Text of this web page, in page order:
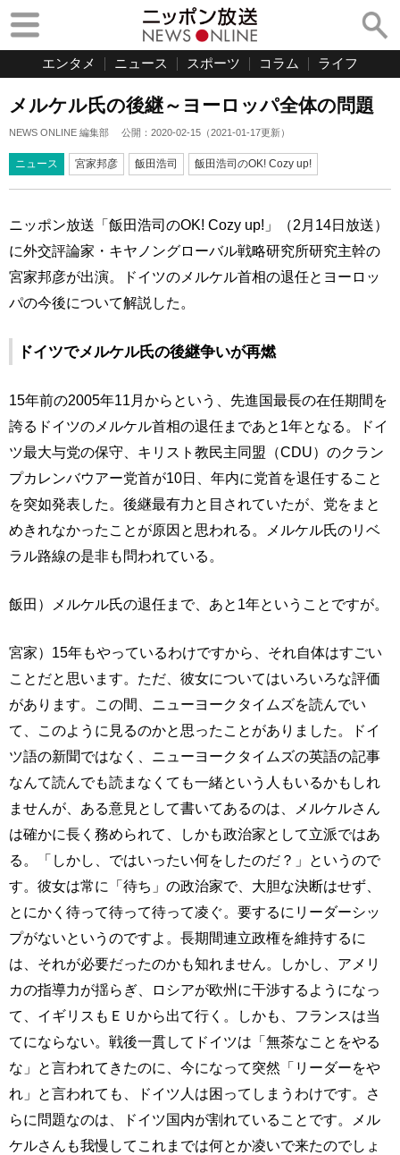
エンタメ ニュース スポーツ コラム ライフ
メルケル氏の後継～ヨーロッパ全体の問題
NEWS ONLINE 編集部 公開： 2020-02-15 （2021-01-17更新）
ニュース 宮家邦彦 飯田浩司 飯田浩司のOK! Cozy up!
ニッポン放送「飯田浩司のOK! Cozy up!」（2月14日放送）
に外交評論家・キヤノングローバル戦略研究所研究主幹の
宮家邦彦が出演。ドイツのメルケル首相の退任とヨーロッ
パの今後について解説した。
ドイツでメルケル氏の後継争いが再燃
15年前の2005年11月からという、先進国最長の在任期間を
誇るドイツのメルケル首相の退任まであと1年となる。ドイ
ツ最大与党の保守、キリスト教民主同盟（CDU）のクラン
プカレンバウアー党首が10日、年内に党首を退任すること
を突如発表した。後継最有力と目されていたが、党をまと
めきれなかったことが原因と思われる。メルケル氏のリベ
ラル路線の是非も問われている。
飯田）メルケル氏の退任まで、あと1年ということですが。
宮家）15年もやっているわけですから、それ自体はすごい
ことだと思います。ただ、彼女についてはいろいろな評価
があります。この間、ニューヨークタイムズを読んでい
て、このように見るのかと思ったことがありました。ドイ
ツ語の新聞ではなく、ニューヨークタイムズの英語の記事
なんて読んでも読まなくても一緒という人もいるかもしれ
ませんが、ある意見として書いてあるのは、メルケルさん
は確かに長く務められて、しかも政治家として立派ではあ
る。「しかし、ではいったい何をしたのだ？」というので
す。彼女は常に「待ち」の政治家で、大胆な決断はせず、
とにかく待って待って待って凌ぐ。要するにリーダーシッ
プがないというのですよ。長期間連立政権を維持するに
は、それが必要だったのかも知れません。しかし、アメリ
カの指導力が揺らぎ、ロシアが欧州に干渉するようになっ
て、イギリスもＥＵから出て行く。しかも、フランスは当
てにならない。戦後一貫してドイツは「無茶なことをやる
な」と言われてきたのに、今になって突然「リーダーをや
れ」と言われても、ドイツ人は困ってしまうわけです。さ
らに問題なのは、ドイツ国内が割れていることです。メル
ケルさんも我慢してこれまでは何とか凌いで来たのでしょ